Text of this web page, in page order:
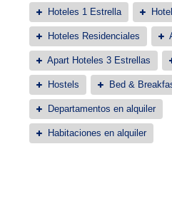
Hoteles 1 Estrella
Hoteles Residenciales
Apart Hoteles 3 Estrellas
Hostels Bed &
Departamentos en alquiler
Habitaciones en alquiler